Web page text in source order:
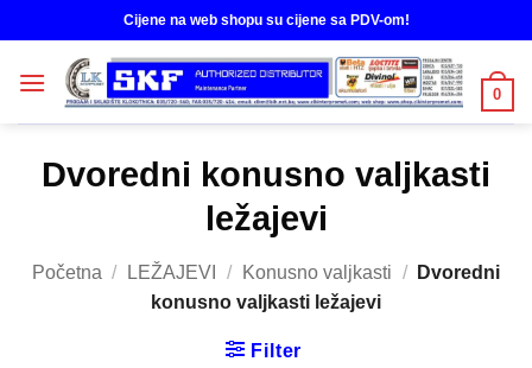
to
content
Cijene na web shopu su cijene sa PDV-om!
0
Dvoredni konusno valjkasti
ležajevi
Početna / LEŽAJEVI / Konusno valjkasti /
Dvoredni
konusno valjkasti ležajevi
Filter